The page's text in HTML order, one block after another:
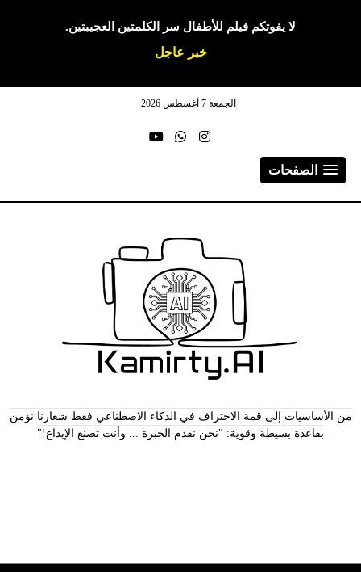
لا يفوتكم فيلم للأطفال سر الكلمتين العجيبتين.
خبر عاجل
الجمعة 7 أغسطس 2026
الصفحات
من الأساسيات إلى قمة الاحتراف في الذكاء الاصطناعي فقط شعارنا نؤمن
بقاعدة بسيطة وقوية: "نحن نقدم الخبرة ... وأنت تصنع الإبداع!"